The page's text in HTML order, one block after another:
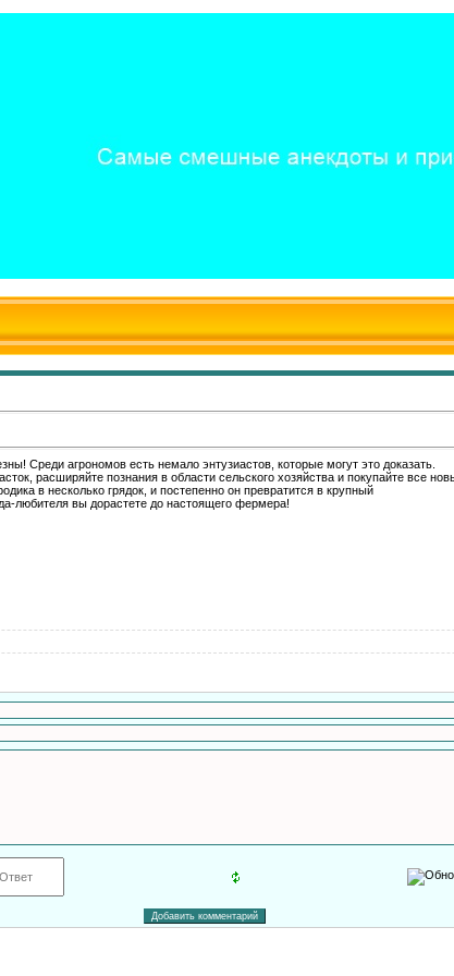
Среди агрономов есть немало энтузиастов, которые могут это доказать.
расширяйте познания в области сельского хозяйства и покупайте все
в несколько грядок, и постепенно он превратится в крупный
любителя вы дорастете до настоящего фермера!